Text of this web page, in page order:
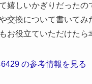
嬉しいかぎりだった
交換について書いて
お役立ていただけたら
の参考情報を見る